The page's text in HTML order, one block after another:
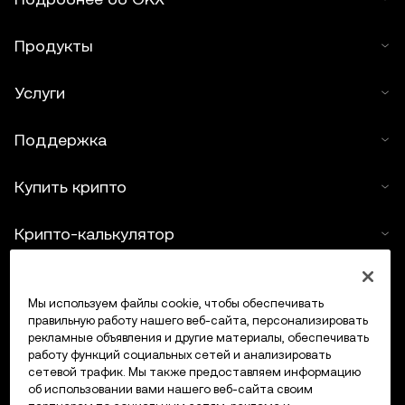
Продукты
Услуги
Поддержка
Купить крипто
Крипто-калькулятор
Мы используем файлы cookie, чтобы обеспечивать
правильную работу нашего веб-сайта, персонализировать
рекламные объявления и другие материалы, обеспечивать
работу функций социальных сетей и анализировать
сетевой трафик. Мы также предоставляем информацию
об использовании вами нашего веб-сайта своим